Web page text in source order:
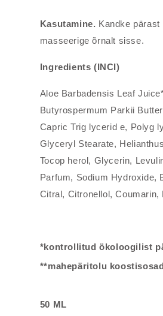
Kasutamine. Kandke
masseerige õrnalt sisse.
Ingredients (INCI)
Aloe Barbadensis Leaf
Butyrospermum Parkii
Capric Trig lycerid e, Polyg
Glyceryl Stearate,
Tocop herol, Glycerin,
Parfum, Sodium Hydroxide,
Citral, Citronellol, Coumarin,
*kontrollitud ökoloogilist
**mahepäritolu koostisosad
50 ML